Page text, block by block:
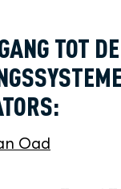
TOT DE
Oad